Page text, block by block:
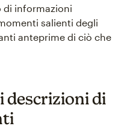
di informazioni
salienti degli
anteprime di ciò che
descrizioni di